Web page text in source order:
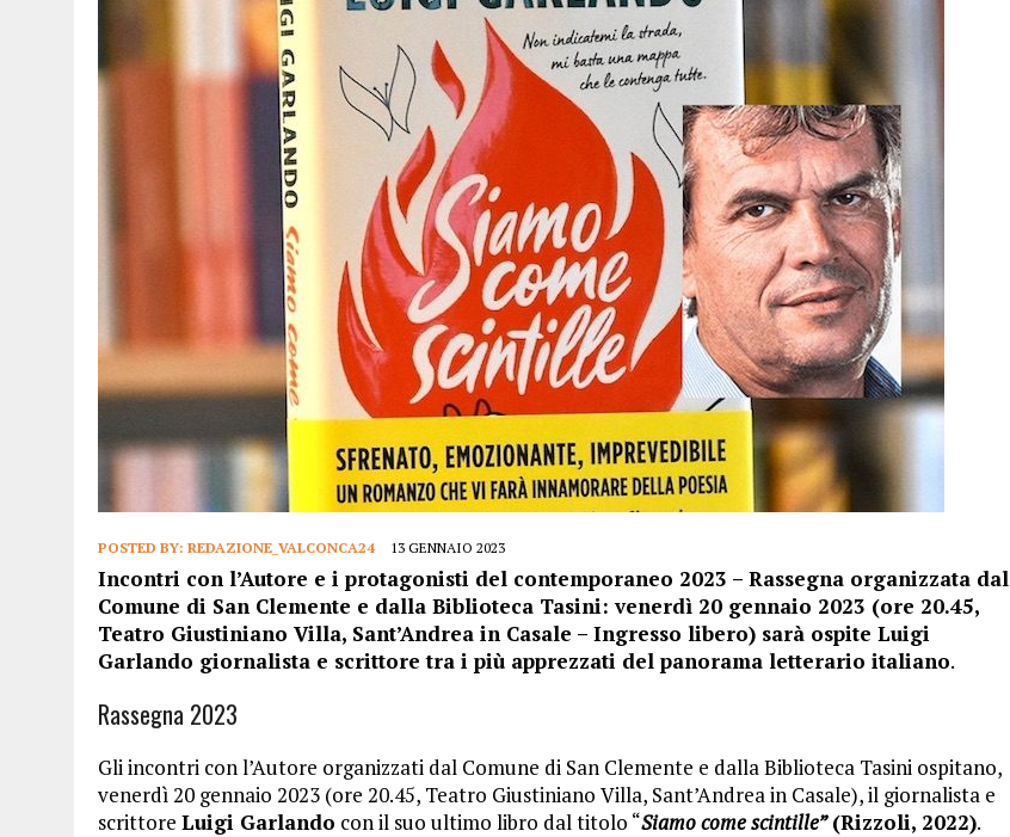
DANTE ALIGHIERI E L’USO DI PAPAVERINA: ECCO COME RIUSCÌ A COMPORRE TANTE OPERE COSÌ VOLUMINOSE
10 DICEMBRE 2025
MONTESCUDO, AL TEATRO ROSASPINA PRIMA EDIZIONE DELL’ITALIAN PET FRIENDLY GALÀ IDEATO DA MARCO BONINI
CATTOLICA, I FRATELLI RAUCCI CONFERMANO LA LORO STELLA DEL PREMIO GUIDA CHEF DI PIZZA: “UN GRANDE ONORE”
A CATTOLICA APRE “RAVEN”: IL PRIMO “DRINK PLAY SHOP” DELLA REGINA VOLUTO DA FRANCESCA E NICOLAS
POSTED BY: REDAZIONE_VALCONCA24 13 GENNAIO 2023
Incontri con l’Autore e i protagonisti del contemporaneo 2023 – Rassegna organizzata dal
Comune di San Clemente e dalla Biblioteca Tasini: venerdì 20 gennaio 2023 (ore 20.45,
Teatro Giustiniano Villa, Sant’Andrea in Casale – Ingresso libero) sarà ospite Luigi
Garlando giornalista e scrittore tra i più apprezzati del panorama letterario italiano.
Rassegna 2023
Gli incontri con l’Autore organizzati dal Comune di San Clemente e dalla Biblioteca Tasini ospitano,
venerdì 20 gennaio 2023 (ore 20.45, Teatro Giustiniano Villa, Sant’Andrea in Casale), il giornalista e
scrittore Luigi Garlando con il suo ultimo libro dal titolo “Siamo come scintille” (Rizzoli, 2022).